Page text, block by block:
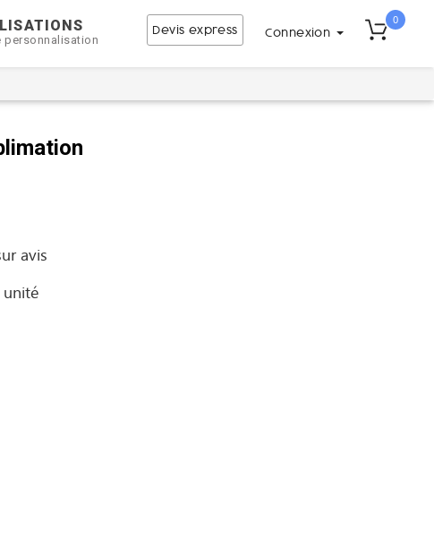
personnalisation
Devis express Connexion
0
avis